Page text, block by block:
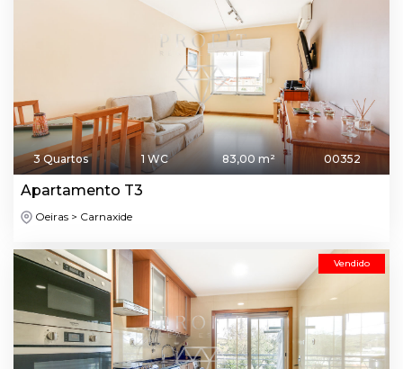
3 Quartos 1 WC 83,00 m² 00352
Apartamento T3
Oeiras > Carnaxide
Vendido